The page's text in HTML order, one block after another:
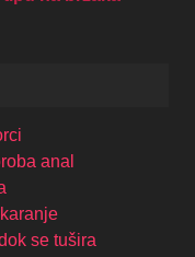
anal
se tušira